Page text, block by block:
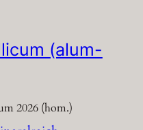
(alum-
2026 (hom.)